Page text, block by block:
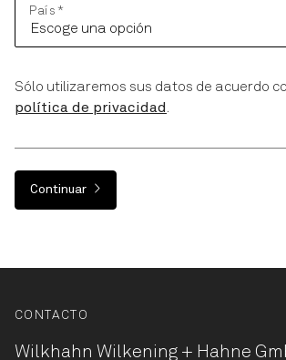
País *
Sólo utilizaremos sus datos de acuerdo
política de privacidad.
Continuar
CONTACTO
Wilkhahn Wilkening + Hahne